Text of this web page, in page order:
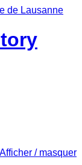
Afficher / masquer